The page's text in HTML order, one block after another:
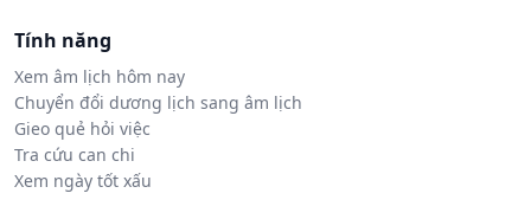
Tính năng
Xem âm lịch hôm nay
Chuyển đổi dương lịch sang âm lịch
Gieo quẻ hỏi việc
Tra cứu can chi
Xem ngày tốt xấu